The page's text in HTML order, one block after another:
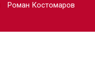
Роман Костомаров